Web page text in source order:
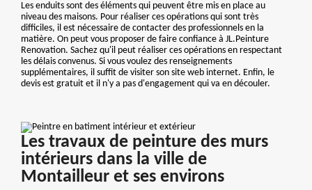
Les enduits sont des éléments qui peuvent être mis en place au
niveau des maisons. Pour réaliser ces opérations qui sont très
difficiles, il est nécessaire de contacter des professionnels en la
matière. On peut vous proposer de faire confiance à JL.Peinture
Renovation. Sachez qu'il peut réaliser ces opérations en respectant
les délais convenus. Si vous voulez des renseignements
supplémentaires, il suffit de visiter son site web internet. Enfin, le
devis est gratuit et il n'y a pas d'engagement qui va en découler.
Les travaux de peinture des murs
intérieurs dans la ville de
Montailleur et ses environs